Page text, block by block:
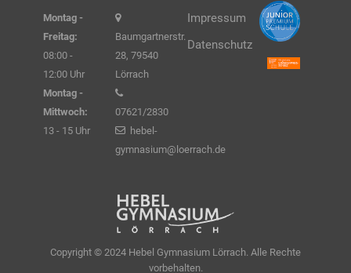
Montag -
Freitag:
08:00 -
12:00 Uhr
Montag -
Mittwoch:
13 - 15 Uhr
Baumgartnerstr.
28, 79540
Lörrach
07621/2830
hebel-
gymnasium@loerrach.de
Impressum
Datenschutz
Copyright © 2024 Hebel Gymnasium Lörrach. Alle Rechte
vorbehalten.